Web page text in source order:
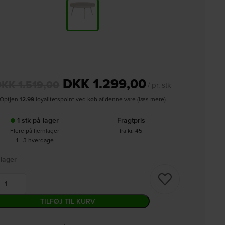
DKK1.299,00/ pr. stk
Optjen12.99 loyalitetspoint ved køb af denne vare (læs mere)
1 stk på lager
Flere på fjernlager
1 - 3 hverdage
Fragtpris
fra kr. 45
TILFØJ TIL KURV